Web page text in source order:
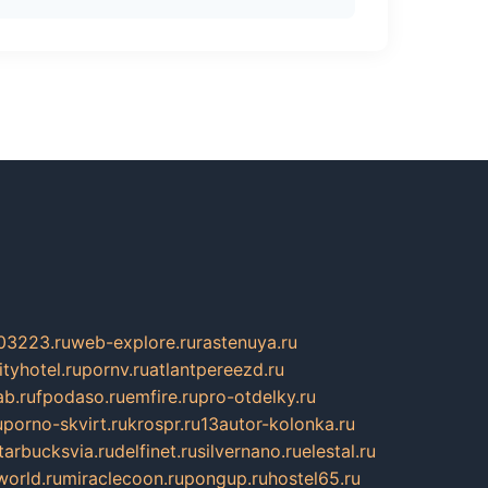
web-explore.rurastenuya.ru
pornv.ruatlantpereezd.ru
fpodaso.ruemfire.rupro-otdelky.ru
porno-skvirt.rukrospr.ru13autor-kolonka.ru
delfinet.rusilvernano.ruelestal.ru
miraclecoon.rupongup.ruhostel65.ru